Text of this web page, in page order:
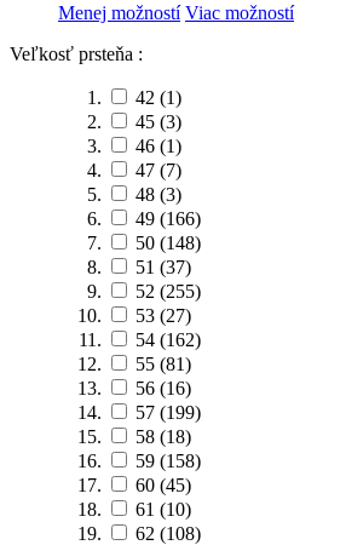
Menej možností Viac možností
Veľkosť prsteňa :
42 (1)
45 (3)
46 (1)
47 (7)
48 (3)
49 (166)
50 (148)
51 (37)
52 (255)
53 (27)
54 (162)
55 (81)
56 (16)
57 (199)
58 (18)
59 (158)
60 (45)
61 (10)
62 (108)